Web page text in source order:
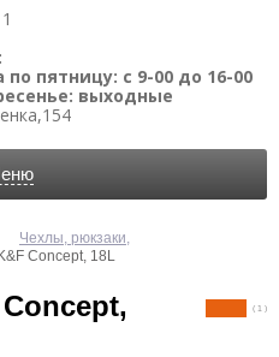
пятницу: с 9-00 до 16-00
выходные
Чехлы, рюкзаки,
Concept, 18L
( 1 )